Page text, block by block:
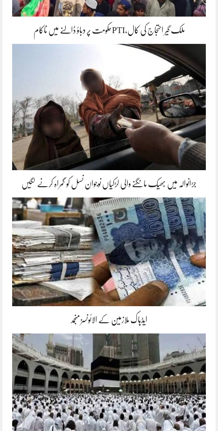
ملک گیر احتجاج کی کال،PTIحکومت پر دباؤ ڈالنے میں ناکام
جڑانوالہ میں بھیک مانگنے والی لڑکیاں نوجوان نسل کو گمراہ کرنے لگیں
ایڈہاک ملازمین کے الائونسز منجمد